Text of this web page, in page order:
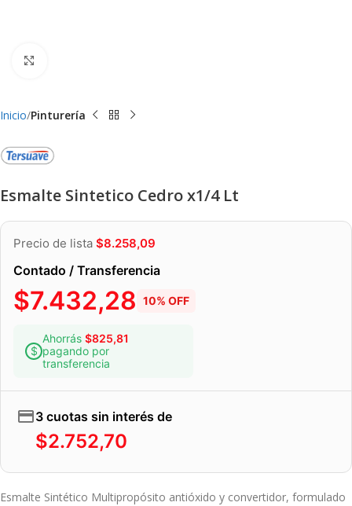
Inicio Pinturería
Esmalte Sintetico Cedro x1/4 Lt
Precio de lista $8.258,09
Contado / Transferencia
$7.432,28 10% OFF
Ahorrás $825,81
pagando por
transferencia
3 cuotas sin interés de
$2.752,70
Esmalte Sintético Multipropósito antióxido y convertidor, formulado